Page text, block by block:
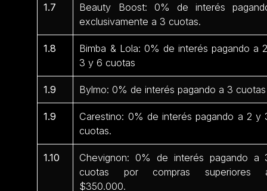
1.7
Beauty Boost: 0% de interés
exclusivamente a 3 cuotas.
1.8
Bimba & Lola: 0% de interés pagando a
3 y 6 cuotas
1.9 Bylmo: 0% de interés pagando a 3 cuotas
1.9
Carestino: 0% de interés pagando a 2 y
cuotas.
1.10
Chevignon: 0% de interés pagando a
cuotas por compras superiores
$350.000.